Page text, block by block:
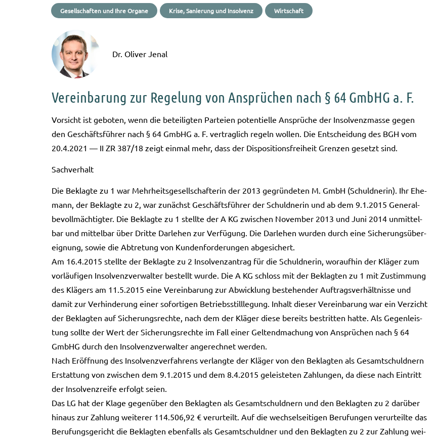
Gesellschaften und Ihre Organe Krise, Sanierung und Insolvenz Wirtschaft
Dr. Oliver Jenal
Vereinbarung zur Regelung von Ansprüchen nach § 64 GmbHG a. F.
Vor­sicht ist gebo­ten, wenn die betei­lig­ten Par­tei­en poten­ti­el­le Ansprü­che der Insol­venz­mas­se gegen
den Geschäfts­füh­rer nach § 64 GmbHG a. F. ver­trag­lich regeln wol­len. Die Ent­schei­dung des BGH vom
20.4.2021 — II ZR 387/18 zeigt ein­mal mehr, dass der Dis­po­si­ti­ons­frei­heit Gren­zen gesetzt sind.
Sach­ver­halt
Die Beklag­te zu 1 war Mehr­heits­ge­sell­schaf­te­rin der 2013 gegrün­de­ten M. GmbH (Schuld­ne­rin). Ihr Ehe­
mann, der Beklag­te zu 2, war zunächst Geschäfts­füh­rer der Schuld­ne­rin und ab dem 9.1.2015 Gene­ral­
be­voll­mäch­tig­ter. Die Beklag­te zu 1 stell­te der A KG zwi­schen Novem­ber 2013 und Juni 2014 unmit­tel­
bar und mit­tel­bar über Drit­te Dar­le­hen zur Ver­fü­gung. Die Dar­le­hen wur­den durch eine Siche­rungs­über­
eig­nung, sowie die Abtre­tung von Kun­den­for­de­run­gen abge­si­chert.
Am 16.4.2015 stell­te der Beklag­te zu 2 Insol­venz­an­trag für die Schuld­ne­rin, wor­auf­hin der Klä­ger zum
vor­läu­fi­gen Insol­venz­ver­wal­ter bestellt wurde. Die A KG schloss mit der Beklag­ten zu 1 mit Zustim­mung
des Klä­gers am 11.5.2015 eine Ver­ein­ba­rung zur Abwick­lung bestehen­der Auf­trags­ver­hält­nis­se und
damit zur Ver­hin­de­rung einer sofor­ti­gen Betriebs­still­le­gung. Inhalt die­ser Ver­ein­ba­rung war ein Ver­zicht
der Beklag­ten auf Siche­rungs­rech­te, nach dem der Klä­ger diese bereits bestrit­ten hatte. Als Gegen­leis­
tung soll­te der Wert der Siche­rungs­rech­te im Fall einer Gel­tend­ma­chung von Ansprü­chen nach § 64
GmbHG durch den Insol­venz­ver­wal­ter ange­rech­net wer­den.
Nach Eröff­nung des Insol­venz­ver­fah­rens ver­lang­te der Klä­ger von den Beklag­ten als Gesamt­schuld­nern
Erstat­tung von zwi­schen dem 9.1.2015 und dem 8.4.2015 geleis­te­ten Zah­lun­gen, da diese nach Ein­tritt
der Insol­venz­rei­fe erfolgt seien.
Das LG hat der Klage gegen­über den Beklag­ten als Gesamt­schuld­nern und den Beklag­ten zu 2 dar­über
hin­aus zur Zah­lung wei­te­rer 114.506,92 € ver­ur­teilt. Auf die wech­sel­sei­ti­gen Beru­fun­gen ver­ur­teil­te das
Beru­fungs­ge­richt die Beklag­ten eben­falls als Gesamt­schuld­ner und den Beklag­ten zu 2 zur Zah­lung wei­